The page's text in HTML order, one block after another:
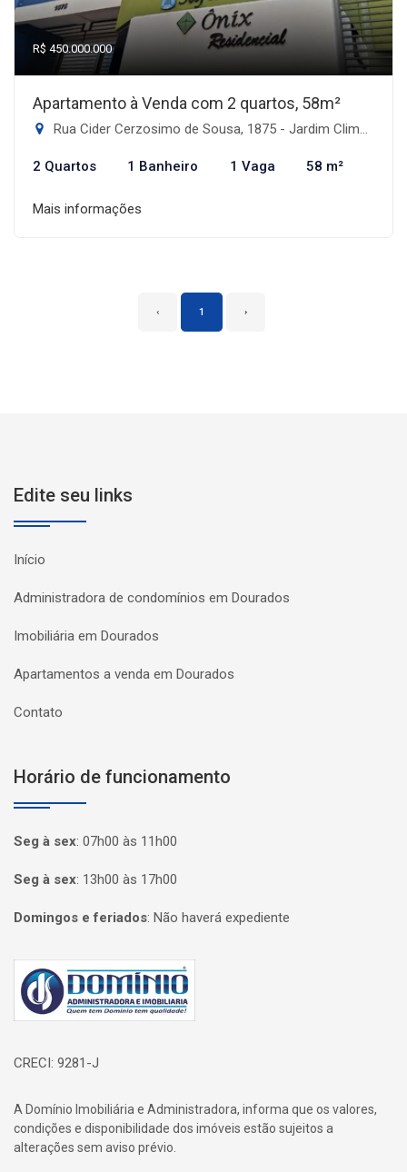
R$ 450.000.000
Apartamento à Venda com 2 quartos, 58m²
Rua Cider Cerzosimo de Sousa, 1875 - Jardim Climax, Dourados-MS
2 Quartos 1 Banheiro 1 Vaga 58 m²
Mais informações
‹ 1 ›
Edite seu links
Início
Administradora de condomínios em Dourados
Imobiliária em Dourados
Apartamentos a venda em Dourados
Contato
Horário de funcionamento
Seg à sex: 07h00 às 11h00
Seg à sex: 13h00 às 17h00
Domingos e feriados: Não haverá expediente
Página inicial
CRECI: 9281-J
A Domínio Imobiliária e Administradora, informa que os valores,
condições e disponibilidade dos imóveis estão sujeitos a
alterações sem aviso prévio.